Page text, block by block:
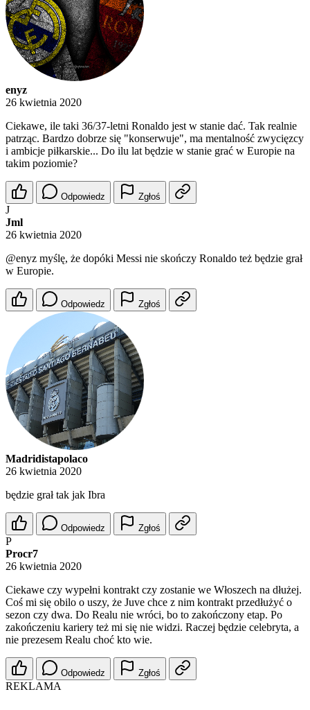
enyz
26 kwietnia 2020
Ciekawe, ile taki 36/37-letni Ronaldo jest w stanie dać. Tak realnie
patrząc. Bardzo dobrze się "konserwuje", ma mentalność zwycięzcy
i ambicje piłkarskie... Do ilu lat będzie w stanie grać w Europie na
takim poziomie?
Odpowiedz Zgłoś
J
Jml
26 kwietnia 2020
@enyz myślę, że dopóki Messi nie skończy Ronaldo też będzie grał
w Europie.
Odpowiedz Zgłoś
Madridistapolaco
26 kwietnia 2020
będzie grał tak jak Ibra
Odpowiedz Zgłoś
P
Procr7
26 kwietnia 2020
Ciekawe czy wypełni kontrakt czy zostanie we Włoszech na dłużej.
Coś mi się obilo o uszy, że Juve chce z nim kontrakt przedłużyć o
sezon czy dwa. Do Realu nie wróci, bo to zakończony etap. Po
zakończeniu kariery też mi się nie widzi. Raczej będzie celebryta, a
nie prezesem Realu choć kto wie.
Odpowiedz Zgłoś
REKLAMA